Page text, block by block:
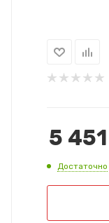
5 451
Достаточно